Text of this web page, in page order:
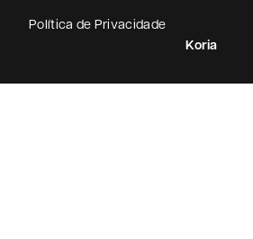
Política de Privacidade
Koria